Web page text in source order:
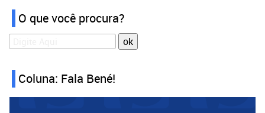
O que você procura?
Coluna: Fala Bené!